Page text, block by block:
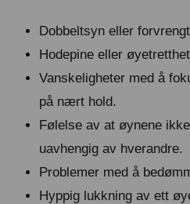
Dobbeltsyn eller
Hodepine eller
Vanskeligheter med å
på nært hold.
Følelse av at øynene
uavhengig av hverandre.
Problemer med å
Hyppig lukkning av ett